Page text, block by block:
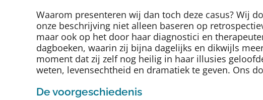
Waarom presenteren wij dan toch deze casus? Wij
onze beschrijving niet alleen baseren op
maar ook op het door haar diagnostici en
dagboeken, waarin zij bijna dagelijks en dikwijls
moment dat zij zelf nog heilig in haar illusies
weten, levensechtheid en dramatiek te geven. Ons
De voorgeschiedenis